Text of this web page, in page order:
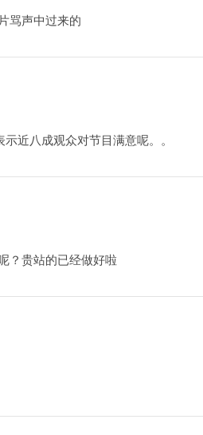
骂声中过来的
近八成观众对节目满意呢。。
？贵站的已经做好啦